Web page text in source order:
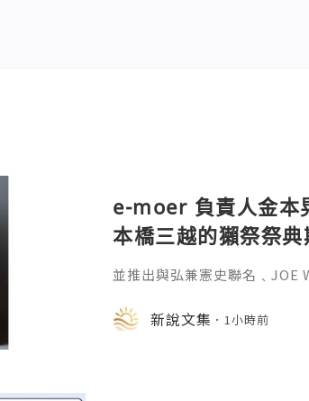
e-moer 負責人金本
本橋三越的獺祭祭
金属的東京銀器工
並推出與弘兼憲史聯名﹑JOE
化。e-moer 旗下飾品及銀器
日至 26 日（週三至週二）期
新說文集 1小時前